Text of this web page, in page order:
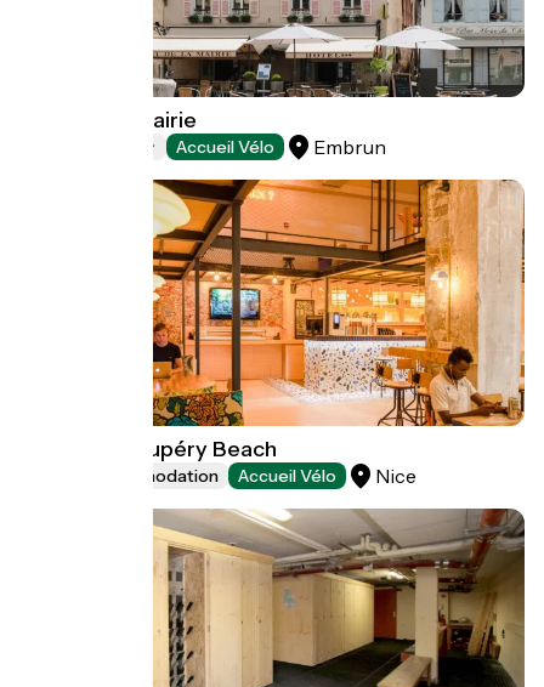
Hôtel de la mairie
Accueil Vélo Embrun
Villa Saint Exupéry Beach
Group accommodation Accueil Vélo Nice